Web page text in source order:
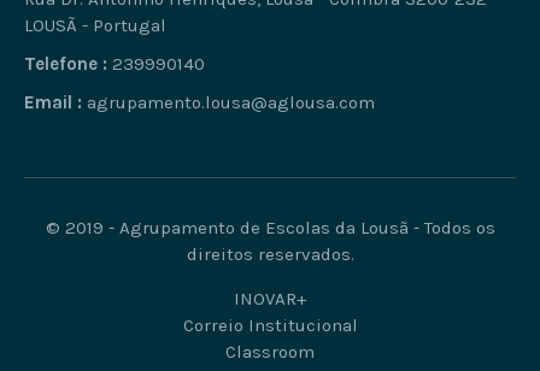
LOUSÃ - Portugal
Telefone : 239990140
Email : agrupamento.lousa@aglousa.com
© 2019 - Agrupamento de Escolas da Lousã - Todos os
direitos reservados.
INOVAR+
Correio Institucional
Classroom